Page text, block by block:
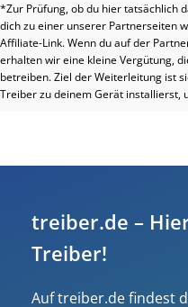
*Zur Prüfung, ob du hier tatsächlich
dich zu einer unserer Partnerseiten
Affiliate-Link. Wenn du auf der
erhalten wir eine kleine Vergütung,
betreiben. Ziel der Weiterleitung ist
Treiber zu deinem Gerät installierst,
treiber.de –
Treiber!
Auf treiber.de findest